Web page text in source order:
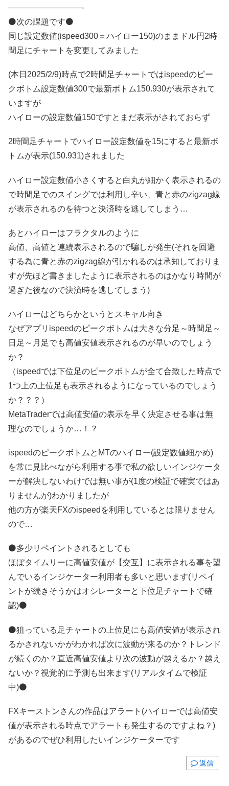
—————————-
⚫次の課題です⚫
同じ設定数値(ispeed300＝ハイロー150)のままドル円2時
間足にチャートを変更してみました
(本日2025/2/9)時点で2時間足チャートではispeedのピー
クボトム設定数値300で最新ボトム150.930が表示されて
いますが
ハイローの設定数値150ですとまだ表示がされておらず
2時間足チャートでハイロー設定数値を15にすると最新ボ
トムが表示(150.931)されました
ハイロー設定数値小さくすると白丸が細かく表示されるの
で時間足でのスイングでは利用し辛い、青と赤のzigzag線
が表示されるのを待つと決済時を逃してしまう…
あとハイローはフラクタルのように
高値、高値と連続表示されるので騙しが発生(それを回避
する為に青と赤のzigzag線が引かれるのは承知しておりま
すが先ほど書きましたように表示されるのはかなり時間が
過ぎた後なので決済時を逃してしまう)
ハイローはどちらかというとスキャル向き
なぜアプリispeedのピークボトムは大きな分足～時間足～
日足～月足でも高値安値表示されるのが早いのでしょう
か？
（ispeedでは下位足のピークボトムが全て合致した時点で
1つ上の上位足も表示されるようになっているのでしょう
か？？？）
MetaTraderでは高値安値の表示を早く決定させる事は無
理なのでしょうか…！？
ispeedのピークボトムとMTのハイロー(設定数値細かめ)
を常に見比べながら利用する事で私の欲しいインジケータ
ーが解決しないわけでは無い事が(1度の検証で確実ではあ
りませんが)わかりましたが
他の方が楽天FXのispeedを利用しているとは限りません
ので…
⚫多少リペイントされるとしても
ほぼタイムリーに高値安値が【交互】に表示される事を望
んでいるインジケーター利用者も多いと思います(リペイ
ントが続きそうかはオシレーターと下位足チャートで確
認)⚫
⚫狙っている足チャートの上位足にも高値安値が表示され
るかされないかがわかれば次に波動が来るのか？トレンド
が続くのか？直近高値安値より次の波動が越えるか？越え
ないか？視覚的に予測も出来ます(リアルタイムで検証
中)⚫
FXキーストンさんの作品はアラート(ハイローでは高値安
値が表示される時点でアラートも発生するのですよね？)
があるのでぜひ利用したいインジケーターです
返信